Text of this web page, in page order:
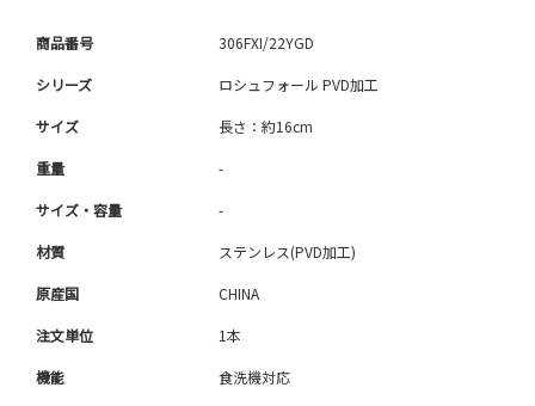
商品番号 306FXI/22YGD
シリーズ ロシュフォール PVD加工
サイズ 長さ：約16cm
重量 -
サイズ・容量 -
材質 ステンレス(PVD加工)
原産国 CHINA
注文単位 1本
機能 食洗機対応